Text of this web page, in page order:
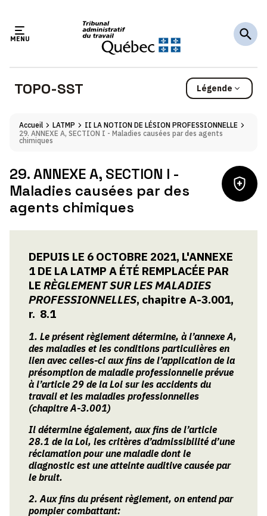
menu
contenu
MENU
TOPO-SST Légende
Généralités
Conditions d'application de l'article de loi.
Interprétation(s) de la disposition développée(s)
par le tribunal.
Illustrations
Cas par cas.
Références et Doctrines
Législation, règlementation et autres documents
utiles à l’interprétation de la disposition.
Questions connexes
Sujets qui découlent de l’interprétation ou de
l’application de l’article.
Accueil LATMP
II LA NOTION DE LÉSION PROFESSIONNELLE
29. ANNEXE A, SECTION I - Maladies causées par des agents
chimiques
29. ANNEXE A, SECTION I -
Maladies causées par des
agents chimiques
DEPUIS LE 6 OCTOBRE 2021, L'ANNEXE
1 DE LA LATMP A ÉTÉ REMPLACÉE PAR
LE RÈGLEMENT SUR LES MALADIES
PROFESSIONNELLES, chapitre A-3.001,
r. 8.1
1. Le présent règlement détermine, à l’annexe A,
des maladies et les conditions particulières en
lien avec celles-ci aux fins de l’application de la
présomption de maladie professionnelle prévue
à l’article 29 de la Loi sur les accidents du
travail et les maladies professionnelles
(chapitre A-3.001)
Il détermine également, aux fins de l’article
28.1 de la Loi, les critères d’admissibilité d’une
réclamation pour une maladie dont le
diagnostic est une atteinte auditive causée par
le bruit.
2. Aux fins du présent règlement, on entend par
pompier combattant: